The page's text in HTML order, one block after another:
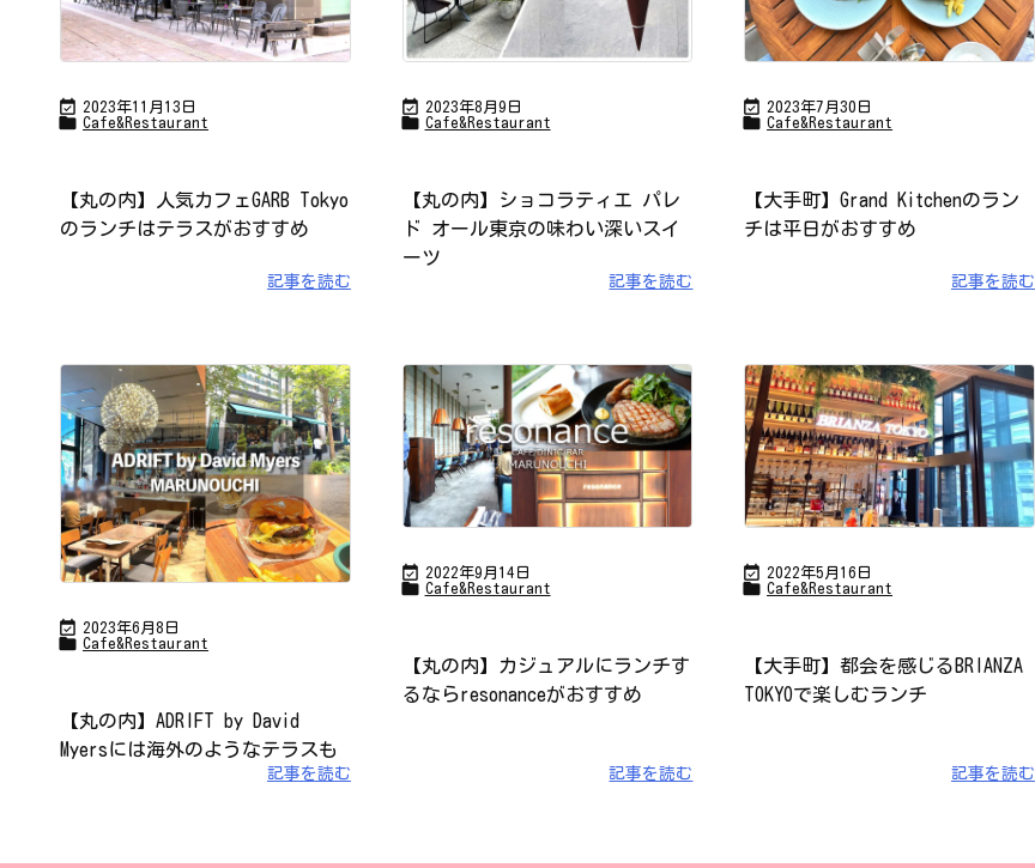
 2023年11月13日
 Cafe&Restaurant
【丸の内】人気カフェGARB Tokyo
のランチはテラスがおすすめ
記事を読む
 2023年8月9日
 Cafe&Restaurant
【丸の内】ショコラティエ パレ
ド オール東京の味わい深いスイ
ーツ
記事を読む
 2023年7月30日
 Cafe&Restaurant
【大手町】Grand Kitchenのラン
チは平日がおすすめ
記事を読む
 2023年6月8日
 Cafe&Restaurant
【丸の内】ADRIFT by David
Myersには海外のようなテラスも
記事を読む
 2022年9月14日
 Cafe&Restaurant
【丸の内】カジュアルにランチす
るならresonanceがおすすめ
記事を読む
 2022年5月16日
 Cafe&Restaurant
【大手町】都会を感じるBRIANZA
TOKYOで楽しむランチ
記事を読む